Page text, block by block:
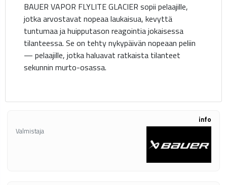
BAUER VAPOR FLYLITE GLACIER sopii pelaajille,
jotka arvostavat nopeaa laukaisua, kevyttä
tuntumaa ja huipputason reagointia jokaisessa
tilanteessa. Se on tehty nykypäivän nopeaan peliin
— pelaajille, jotka haluavat ratkaista tilanteet
sekunnin murto-osassa.
info
Valmistaja